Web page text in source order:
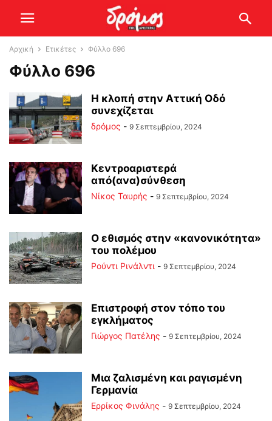
Αρχική Ετικέτες Φύλλο 696
Φύλλο 696
Η κλοπή στην Αττική Οδό
συνεχίζεται
δρόμος - 9 Σεπτεμβρίου, 2024
Κεντροαριστερά
από(ανα)σύνθεση
Νίκος Ταυρής - 9 Σεπτεμβρίου, 2024
Ο εθισμός στην «κανονικότητα»
του πολέμου
Ρούντι Ρινάλντι - 9 Σεπτεμβρίου, 2024
Επιστροφή στον τόπο του
εγκλήματος
Γιώργος Πατέλης - 9 Σεπτεμβρίου, 2024
Μια ζαλισμένη και ραγισμένη
Γερμανία
Ερρίκος Φινάλης - 9 Σεπτεμβρίου, 2024